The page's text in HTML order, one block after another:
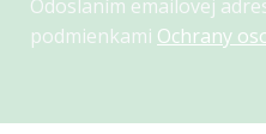
Odoslaním emailovej
podmienkami Ochrany